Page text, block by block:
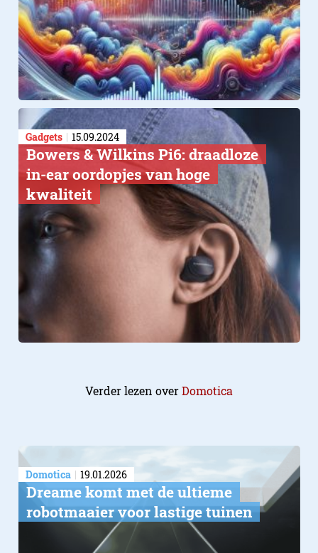
Gadgets 15.09.2024
Bowers & Wilkins Pi6: draadloze
in-ear oordopjes van hoge
kwaliteit
Verder lezen overDomotica
Domotica 19.01.2026
Dreame komt met de ultieme
robotmaaier voor lastige tuinen